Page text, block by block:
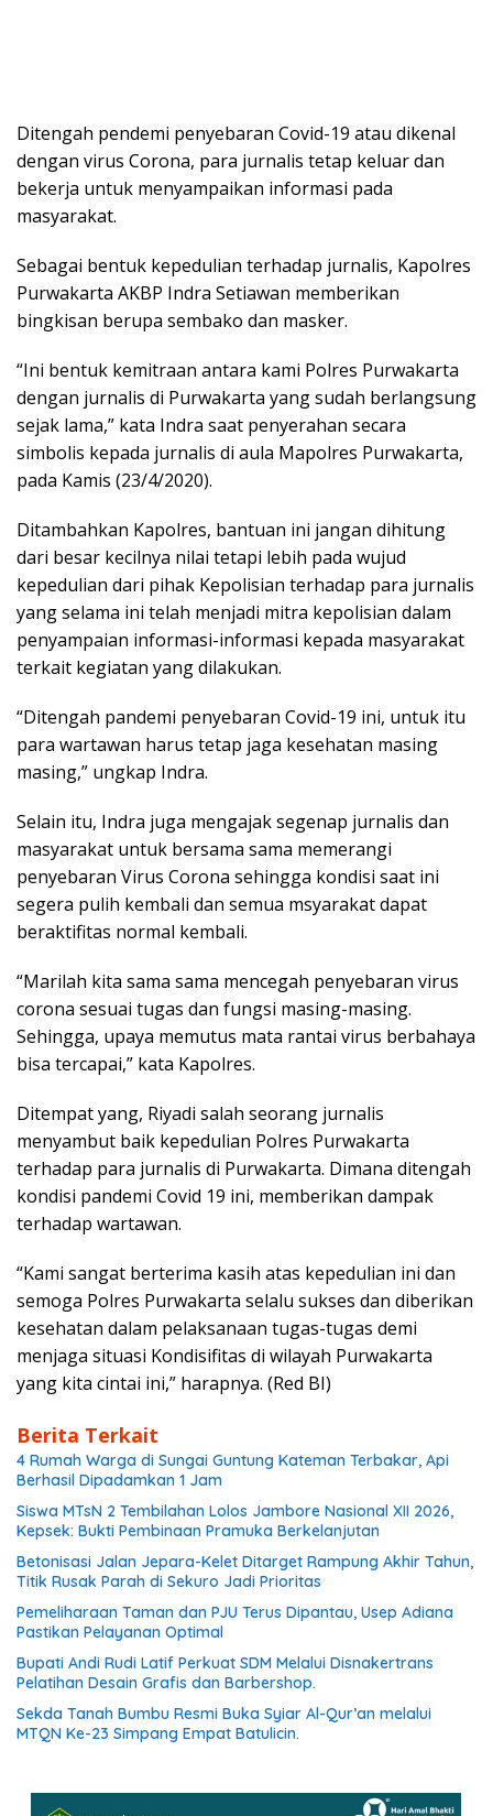
Ditengah pendemi penyebaran Covid-19 atau dikenal
dengan virus Corona, para jurnalis tetap keluar dan
bekerja untuk menyampaikan informasi pada
masyarakat.
Sebagai bentuk kepedulian terhadap jurnalis, Kapolres
Purwakarta AKBP Indra Setiawan memberikan
bingkisan berupa sembako dan masker.
“Ini bentuk kemitraan antara kami Polres Purwakarta
dengan jurnalis di Purwakarta yang sudah berlangsung
sejak lama,” kata Indra saat penyerahan secara
simbolis kepada jurnalis di aula Mapolres Purwakarta,
pada Kamis (23/4/2020).
Ditambahkan Kapolres, bantuan ini jangan dihitung
dari besar kecilnya nilai tetapi lebih pada wujud
kepedulian dari pihak Kepolisian terhadap para jurnalis
yang selama ini telah menjadi mitra kepolisian dalam
penyampaian informasi-informasi kepada masyarakat
terkait kegiatan yang dilakukan.
“Ditengah pandemi penyebaran Covid-19 ini, untuk itu
para wartawan harus tetap jaga kesehatan masing
masing,” ungkap Indra.
Selain itu, Indra juga mengajak segenap jurnalis dan
masyarakat untuk bersama sama memerangi
penyebaran Virus Corona sehingga kondisi saat ini
segera pulih kembali dan semua msyarakat dapat
beraktifitas normal kembali.
“Marilah kita sama sama mencegah penyebaran virus
corona sesuai tugas dan fungsi masing-masing.
Sehingga, upaya memutus mata rantai virus berbahaya
bisa tercapai,” kata Kapolres.
Ditempat yang, Riyadi salah seorang jurnalis
menyambut baik kepedulian Polres Purwakarta
terhadap para jurnalis di Purwakarta. Dimana ditengah
kondisi pandemi Covid 19 ini, memberikan dampak
terhadap wartawan.
“Kami sangat berterima kasih atas kepedulian ini dan
semoga Polres Purwakarta selalu sukses dan diberikan
kesehatan dalam pelaksanaan tugas-tugas demi
menjaga situasi Kondisifitas di wilayah Purwakarta
yang kita cintai ini,” harapnya. (Red BI)
Berita Terkait
4 Rumah Warga di Sungai Guntung Kateman Terbakar, Api
Berhasil Dipadamkan 1 Jam
Siswa MTsN 2 Tembilahan Lolos Jambore Nasional XII 2026,
Kepsek: Bukti Pembinaan Pramuka Berkelanjutan
Betonisasi Jalan Jepara-Kelet Ditarget Rampung Akhir Tahun,
Titik Rusak Parah di Sekuro Jadi Prioritas
Pemeliharaan Taman dan PJU Terus Dipantau, Usep Adiana
Pastikan Pelayanan Optimal
Bupati Andi Rudi Latif Perkuat SDM Melalui Disnakertrans
Pelatihan Desain Grafis dan Barbershop.
Sekda Tanah Bumbu Resmi Buka Syiar Al-Qur’an melalui
MTQN Ke-23 Simpang Empat Batulicin.